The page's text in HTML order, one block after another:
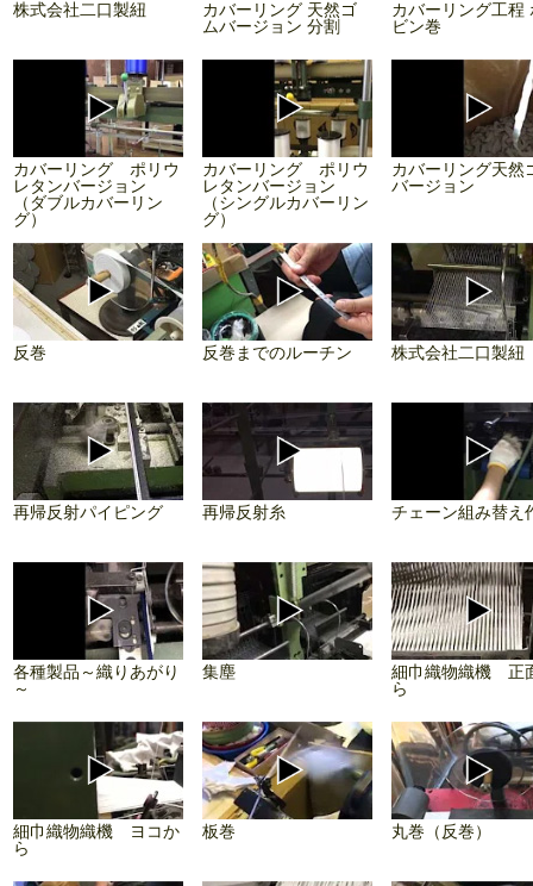
株式会社二口製紐
カバーリング 天然ゴ
ムバージョン 分割
カバーリング工程
ビン巻
カバーリング ポリウ
レタンバージョン
（ダブルカバーリン
グ）
カバーリング ポリウ
レタンバージョン
（シングルカバーリン
グ）
カバーリング天然
バージョン
反巻 反巻までのルーチン 株式会社二口製紐
再帰反射パイピング 再帰反射糸 チェーン組み替え
各種製品～織りあがり
～
集塵
細巾織物織機 正
ら
細巾織物織機 ヨコか
ら
板巻 丸巻（反巻）